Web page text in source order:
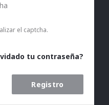
el captcha.
tu contraseña?
Registro